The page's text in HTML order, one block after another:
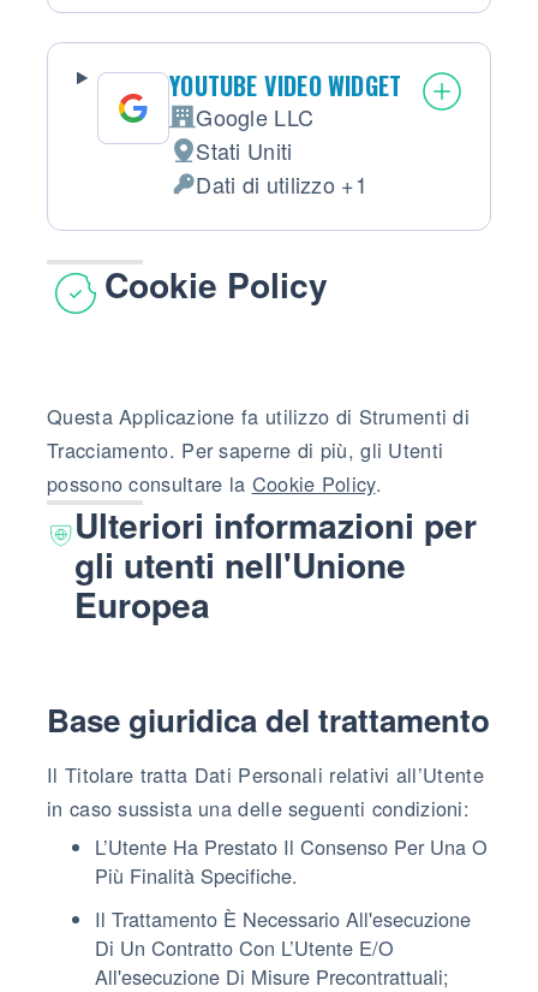
YOUTUBE VIDEO WIDGET
Azienda:
Google LLC
Luogo del trattamento:
Stati Uniti
Dati Personali trattati:
Dati di utilizzo +1
Cookie Policy
Questa Applicazione fa utilizzo di Strumenti di
Tracciamento. Per saperne di più, gli Utenti
possono consultare la Cookie Policy.
Ulteriori informazioni per
gli utenti nell'Unione
Europea
Base giuridica del trattamento
Il Titolare tratta Dati Personali relativi all’Utente
in caso sussista una delle seguenti condizioni:
L’Utente Ha Prestato Il Consenso Per Una O
Più Finalità Specifiche.
Il Trattamento È Necessario All'esecuzione
Di Un Contratto Con L’Utente E/o
All'esecuzione Di Misure Precontrattuali;